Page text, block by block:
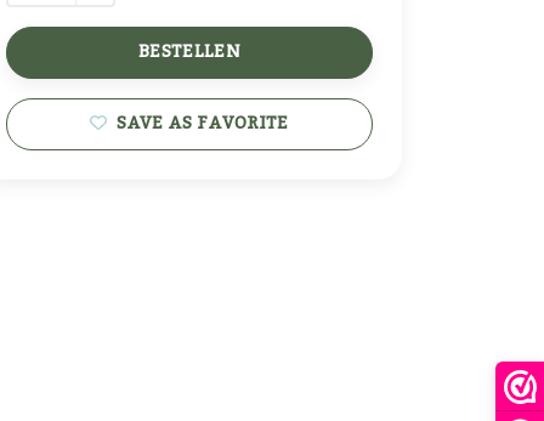
BESTELLEN
SAVE AS FAVORITE